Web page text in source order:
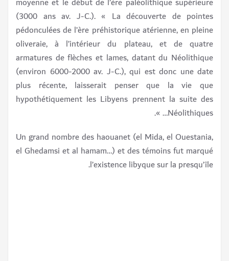
(3000 ans av. J-C.). « La découverte de pointes
pédonculées de l’ère préhistorique atérienne, en pleine
oliveraie, à l’intérieur du plateau, et de quatre
armatures de flèches et lames, datant du Néolithique
(environ 6000-2000 av. J-C.), qui est donc une date
plus récente, laisserait penser que la vie que
hypothétiquement les Libyens prennent la suite des
Néolithiques… ».
Un grand nombre des haouanet (el Mida, el Ouestania,
el Ghedamsi et al hamam…) et des témoins fut marqué
l’existence libyque sur la presqu’île.